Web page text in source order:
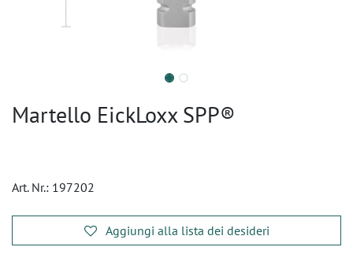
Martello EickLoxx SPP®
Art. Nr.: 197202
Aggiungi alla lista dei desideri